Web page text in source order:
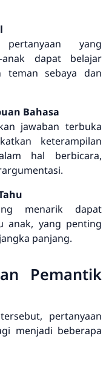
pertanyaan yang
anak dapat belajar
teman sebaya dan
Bahasa
jawaban terbuka
keterampilan
hal berbicara,
menarik dapat
anak, yang penting
panjang.
Pemantik
pertanyaan
menjadi beberapa